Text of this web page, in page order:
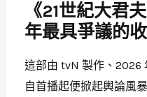
《21世紀大君
年最具爭議的
這部由 tvN 製作、2026
自首播起便掀起輿論風